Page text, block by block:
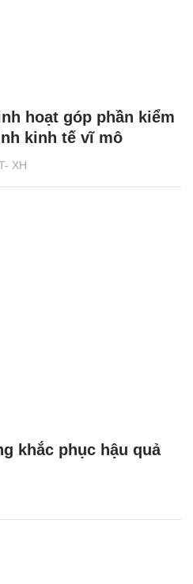
XH
hoạt góp phần kiểm
kinh tế vĩ mô
khắc phục hậu quả